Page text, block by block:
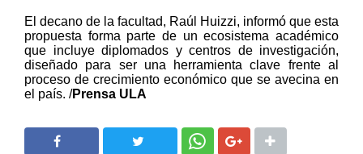
El decano de la facultad, Raúl Huizzi, informó que esta
propuesta forma parte de un ecosistema académico
que incluye diplomados y centros de investigación,
diseñado para ser una herramienta clave frente al
proceso de crecimiento económico que se avecina en
el país. /Prensa ULA